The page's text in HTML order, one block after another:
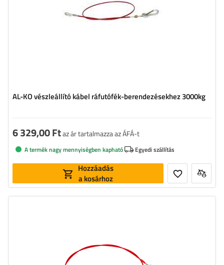
AL-KO vészleállító kábel ráfutófék-berendezésekhez 3000kg
6 329,00 Ftaz ár tartalmazza az ÁFÁ-t
A termék nagy mennyiségben kapható Egyedi szállítás
Hozzáadás
a kosárhoz